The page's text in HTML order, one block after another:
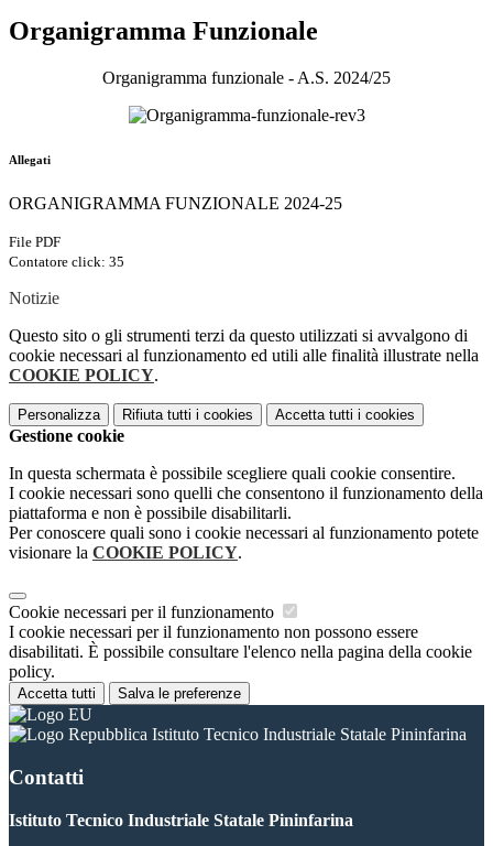
Organigramma Funzionale
Organigramma funzionale - A.S. 2024/25
Allegati
ORGANIGRAMMA FUNZIONALE 2024-25
File PDF
Contatore click: 35
Notizie
Questo sito o gli strumenti terzi da questo utilizzati si avvalgono di
cookie necessari al funzionamento ed utili alle finalità illustrate nella
COOKIE POLICY.
Personalizza Rifiuta tutti i cookies Accetta tutti i cookies
Gestione cookie
In questa schermata è possibile scegliere quali cookie consentire.
I cookie necessari sono quelli che consentono il funzionamento della
piattaforma e non è possibile disabilitarli.
Per conoscere quali sono i cookie necessari al funzionamento potete
visionare la COOKIE POLICY.
Cookie necessari per il funzionamento
I cookie necessari per il funzionamento non possono essere
disabilitati. È possibile consultare l'elenco nella pagina della cookie
policy.
Accetta tutti Salva le preferenze
Istituto Tecnico Industriale Statale Pininfarina
Contatti
Istituto Tecnico Industriale Statale Pininfarina